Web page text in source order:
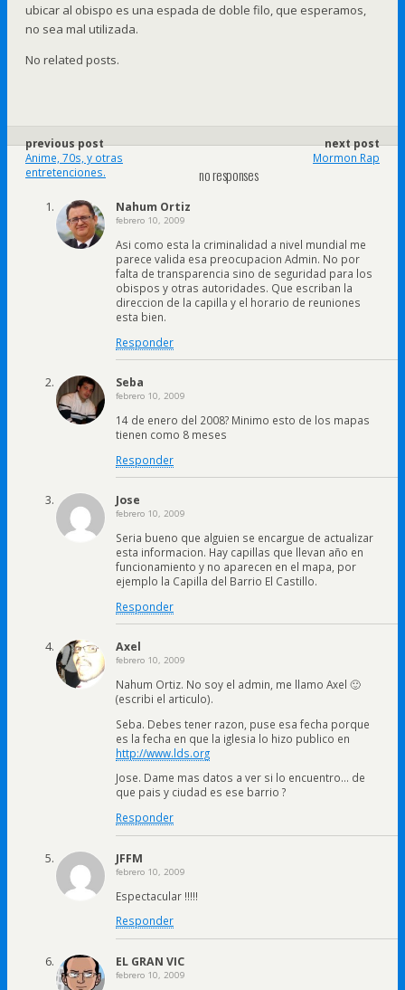
ubicar al obispo es una espada de doble filo, que esperamos,
no sea mal utilizada.
No related posts.
previous post
Anime, 70s, y otras
entretenciones.
next post
Mormon Rap
no responses
Nahum Ortiz
febrero 10, 2009
Asi como esta la criminalidad a nivel mundial me
parece valida esa preocupacion Admin. No por
falta de transparencia sino de seguridad para los
obispos y otras autoridades. Que escriban la
direccion de la capilla y el horario de reuniones
esta bien.
Responder
Seba
febrero 10, 2009
14 de enero del 2008? Minimo esto de los mapas
tienen como 8 meses
Responder
Jose
febrero 10, 2009
Seria bueno que alguien se encargue de actualizar
esta informacion. Hay capillas que llevan año en
funcionamiento y no aparecen en el mapa, por
ejemplo la Capilla del Barrio El Castillo.
Responder
Axel
febrero 10, 2009
Nahum Ortiz. No soy el admin, me llamo Axel 🙂
(escribi el articulo).
Seba. Debes tener razon, puse esa fecha porque
es la fecha en que la iglesia lo hizo publico en
http://www.lds.org
Jose. Dame mas datos a ver si lo encuentro… de
que pais y ciudad es ese barrio ?
Responder
JFFM
febrero 10, 2009
Espectacular !!!!!
Responder
EL GRAN VIC
febrero 10, 2009